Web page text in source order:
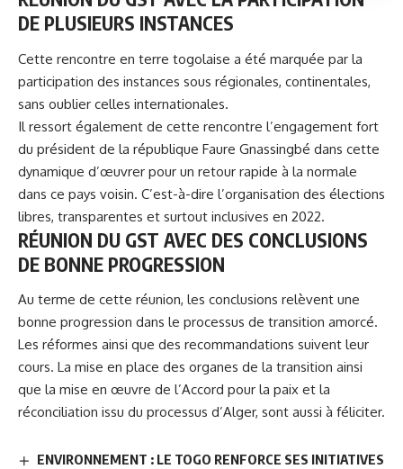
DE PLUSIEURS INSTANCES
Cette rencontre en terre togolaise a été marquée par la
participation des instances sous régionales, continentales,
sans oublier celles internationales.
Il ressort également de cette rencontre l’engagement fort
du président de la république Faure Gnassingbé dans cette
dynamique d’œuvrer pour un retour rapide à la normale
dans ce pays voisin. C’est-à-dire l’organisation des élections
libres, transparentes et surtout inclusives en 2022.
RÉUNION DU GST AVEC DES CONCLUSIONS
DE BONNE PROGRESSION
Au terme de cette réunion, les conclusions relèvent une
bonne progression dans le processus de transition amorcé.
Les réformes ainsi que des recommandations suivent leur
cours. La mise en place des organes de la transition ainsi
que la mise en œuvre de l’Accord pour la paix et la
réconciliation issu du processus d’Alger, sont aussi à féliciter.
ENVIRONNEMENT : LE TOGO RENFORCE SES INITIATIVES